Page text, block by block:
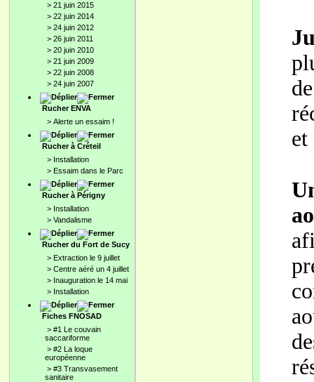
> 21 juin 2015
> 22 juin 2014
> 24 juin 2012
> 26 juin 2011
> 20 juin 2010
> 21 juin 2009
> 22 juin 2008
> 24 juin 2007
Rucher ENVA
> Alerte un essaim !
Rucher à Créteil
> Installation
> Essaim dans le Parc
Rucher à Périgny
> Installation
> Vandalisme
Rucher du Fort de Sucy
> Extraction le 9 juillet
> Centre aéré un 4 juillet
> Inauguration le 14 mai
> Installation
Fiches FNOSAD
> #1 Le couvain
saccariforme
> #2 La loque
européenne
> #3 Transvasement
sanitaire
et